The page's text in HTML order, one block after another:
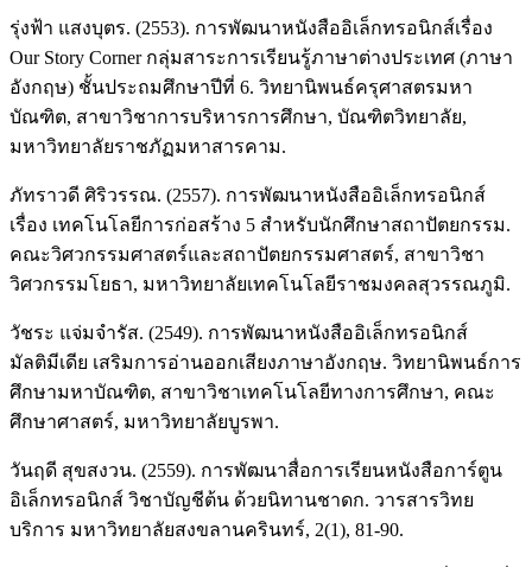
รุ่งฟ้า แสงบุตร. (2553). การพัฒนาหนังสืออิเล็กทรอนิกส์เรื่อง
Our Story Corner กลุ่มสาระการเรียนรู้ภาษาต่างประเทศ (ภาษา
อังกฤษ) ชั้นประถมศึกษาปีที่ 6. วิทยานิพนธ์ครุศาสตรมหา
บัณฑิต, สาขาวิชาการบริหารการศึกษา, บัณฑิตวิทยาลัย,
มหาวิทยาลัยราชภัฏมหาสารคาม.
ภัทราวดี ศิริวรรณ. (2557). การพัฒนาหนังสืออิเล็กทรอนิกส์
เรื่อง เทคโนโลยีการก่อสร้าง 5 สำหรับนักศึกษาสถาปัตยกรรม.
คณะวิศวกรรมศาสตร์และสถาปัตยกรรมศาสตร์, สาขาวิชา
วิศวกรรมโยธา, มหาวิทยาลัยเทคโนโลยีราชมงคลสุวรรณภูมิ.
วัชระ แจ่มจำรัส. (2549). การพัฒนาหนังสืออิเล็กทรอนิกส์
มัลติมีเดีย เสริมการอ่านออกเสียงภาษาอังกฤษ. วิทยานิพนธ์การ
ศึกษามหาบัณฑิต, สาขาวิชาเทคโนโลยีทางการศึกษา, คณะ
ศึกษาศาสตร์, มหาวิทยาลัยบูรพา.
วันฤดี สุขสงวน. (2559). การพัฒนาสื่อการเรียนหนังสือการ์ตูน
อิเล็กทรอนิกส์ วิชาบัญชีต้น ด้วยนิทานชาดก. วารสารวิทย
บริการ มหาวิทยาลัยสงขลานครินทร์, 2(1), 81-90.